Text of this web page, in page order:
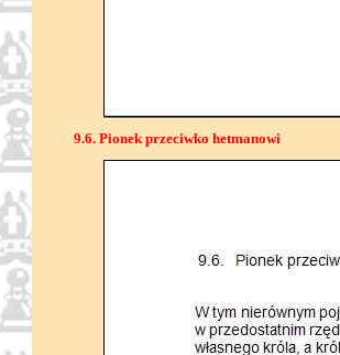
9.6. Pionek przeciwko hetmanowi